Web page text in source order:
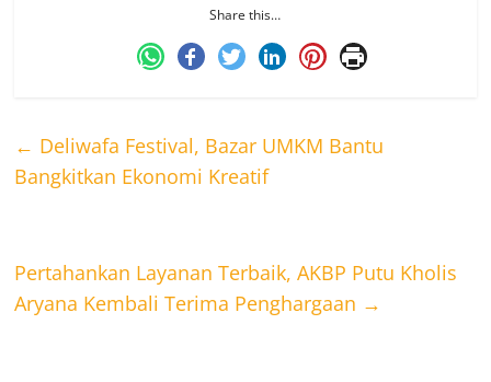
Share this…
← Deliwafa Festival, Bazar UMKM Bantu
Bangkitkan Ekonomi Kreatif
Pertahankan Layanan Terbaik, AKBP Putu Kholis
Aryana Kembali Terima Penghargaan →